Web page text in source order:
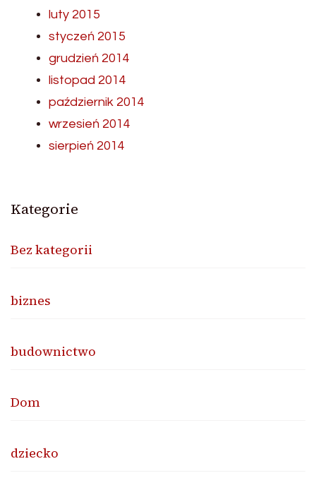
luty 2015
styczeń 2015
grudzień 2014
listopad 2014
październik 2014
wrzesień 2014
sierpień 2014
Kategorie
Bez kategorii
biznes
budownictwo
Dom
dziecko